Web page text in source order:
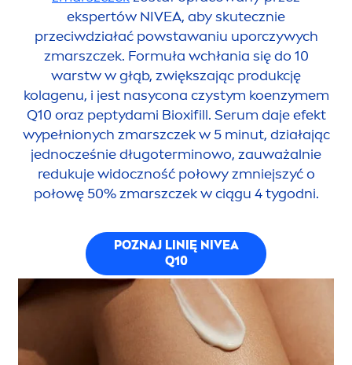
ekspertów NIVEA, aby skutecznie
przeciwdziałać powstawaniu uporczywych
zmarszczek. Formuła wchłania się do 10
warstw w głąb, zwiększając produkcję
kolagenu, i jest nasycona czystym koenzymem
Q10 oraz peptydami Bioxifill. Serum daje efekt
wypełnionych zmarszczek w 5 minut, działając
jednocześnie długoterminowo, zauważalnie
redukuje widoczność połowy zmniejszyć o
połowę 50% zmarszczek w ciągu 4 tygodni.
POZNAJ LINIĘ NIVEA
Q10